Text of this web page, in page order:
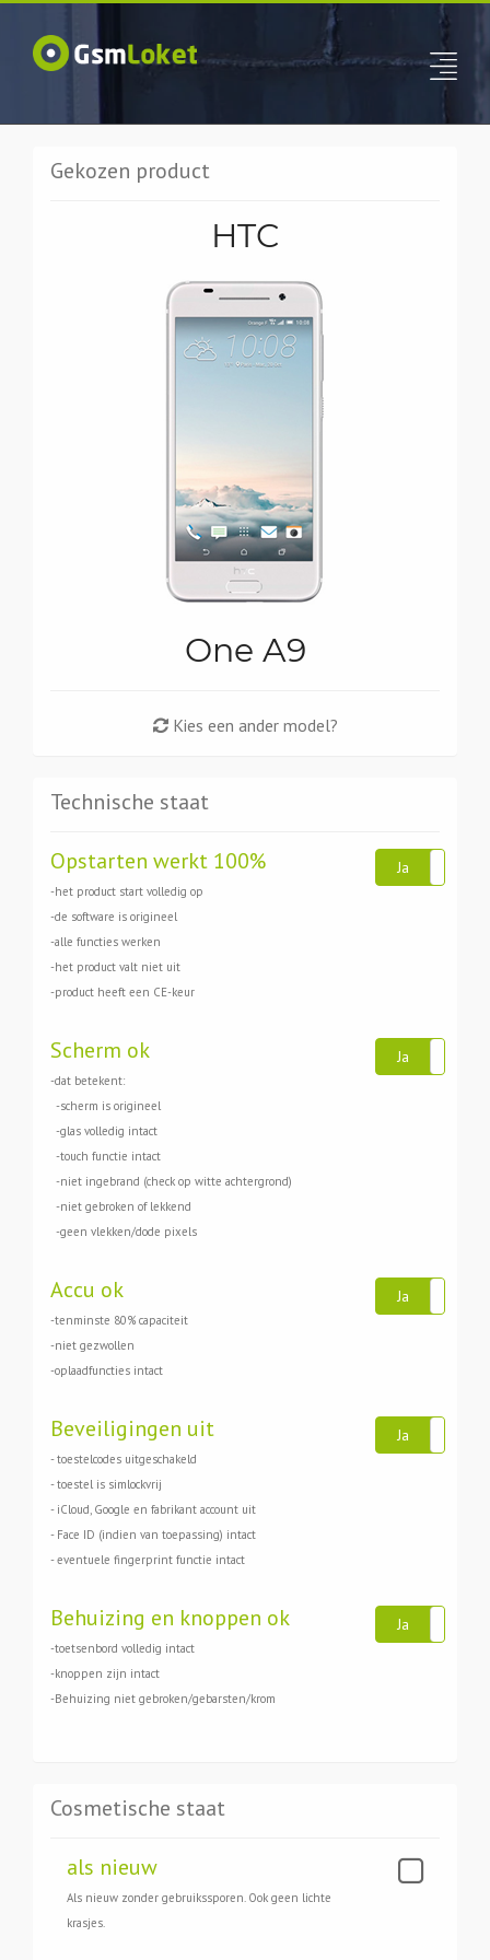
Gekozen product
HTC
One A9
Kies een ander model?
Technische staat
Opstarten werkt 100%
-het product start volledig op
-de software is origineel
-alle functies werken
-het product valt niet uit
-product heeft een CE-keur
Ja
Scherm ok
-dat betekent:
-scherm is origineel
-glas volledig intact
-touch functie intact
-niet ingebrand (check op witte achtergrond)
-niet gebroken of lekkend
-geen vlekken/dode pixels
Ja
Accu ok
-tenminste 80% capaciteit
-niet gezwollen
-oplaadfuncties intact
Ja
Beveiligingen uit
- toestelcodes uitgeschakeld
- toestel is simlockvrij
- iCloud, Google en fabrikant account uit
- Face ID (indien van toepassing) intact
- eventuele fingerprint functie intact
Ja
Behuizing en knoppen ok
-toetsenbord volledig intact
-knoppen zijn intact
-Behuizing niet gebroken/gebarsten/krom
Ja
Cosmetische staat
als nieuw
Als nieuw zonder gebruikssporen. Ook geen lichte
krasjes.